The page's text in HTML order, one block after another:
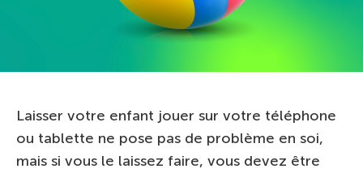
Laisser votre enfant jouer sur votre téléphone
ou tablette ne pose pas de problème en soi,
mais si vous le laissez faire, vous devez être